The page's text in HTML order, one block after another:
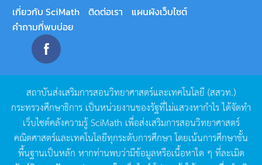
เกี่ยวกับ SciMath ติดต่อเรา
แผนผังเว็บไซต์
คำถามที่พบบ่อย
สถาบันส่งเสริมการสอนวิทยาศาสตร์และเทคโนโลยี (สสวท.)
กระทรวงศึกษาธิการ เป็นหน่วยงานของรัฐที่ไม่แสวงหากำไรได้จัดทำ
เว็บไซต์คลังความรู้SciMath เพื่อส่งเสริมการสอนวิทยาศาสตร์
คณิตศาสตร์และเทคโนโลยีทุกระดับการศึกษา โดยเน้นการศึกษาขั้น
พื้นฐานเป็นหลัก หากท่านพบว่ามีข้อมูลหรือเนื้อหาใด ๆ ที่ละเมิด